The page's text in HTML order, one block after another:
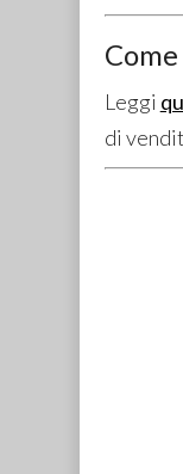
Leggi
di